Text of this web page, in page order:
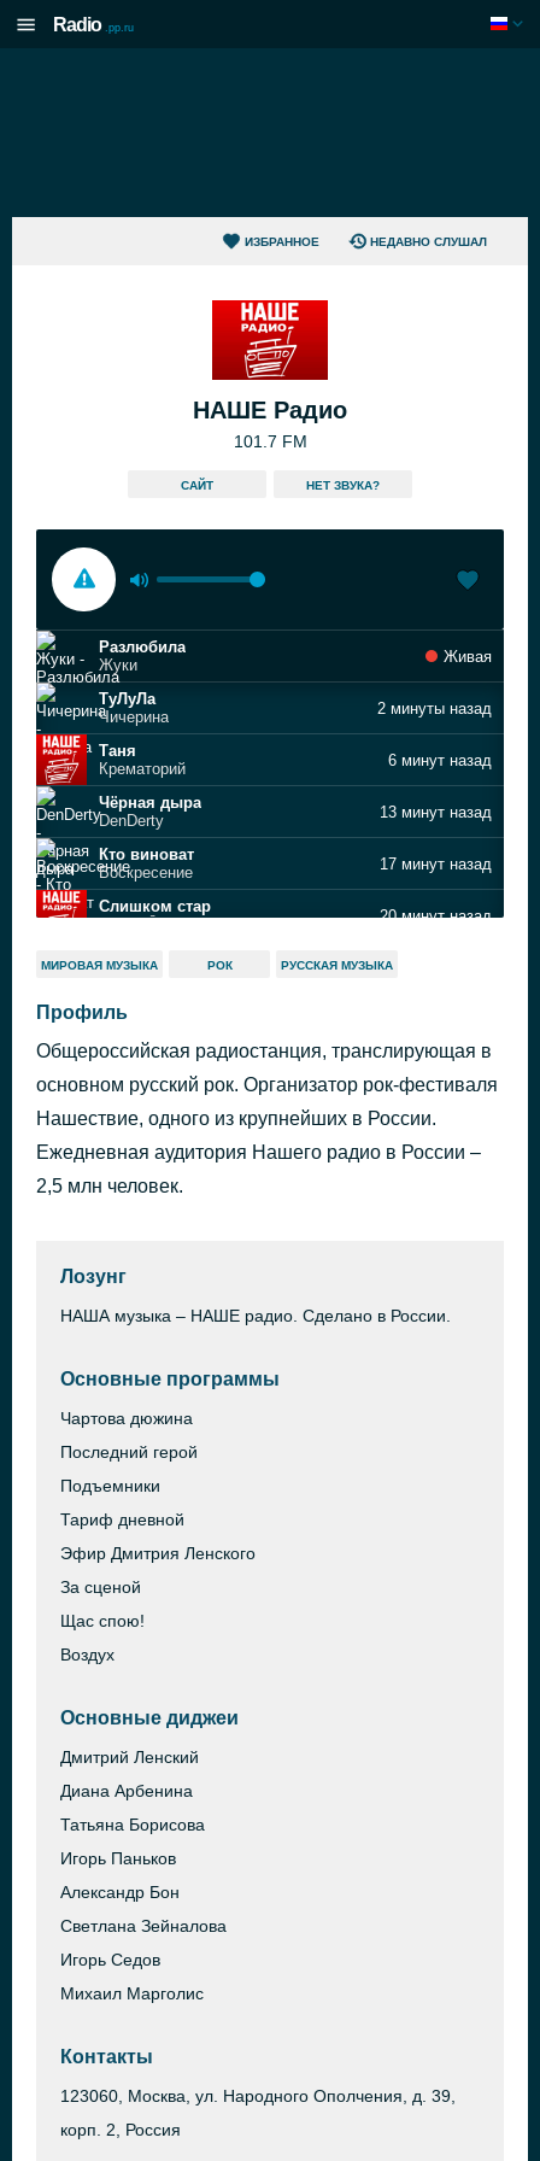
Radio .pp.ru
ИЗБРАННОЕ НЕДАВНО СЛУШАЛ
НАШЕ Радио
101.7 FM
САЙТ HЕТ ЗВУКА?
Разлюбила
Жуки
Живая
ТуЛуЛа
Чичерина
2 минуты назад
Таня
Крематорий
6 минут назад
Чёрная дыра
DenDerty
13 минут назад
Кто виноват
Воскресение
17 минут назад
Слишком стар
20 минут назад
Там, где сбываются сны
24 минуты назад
Что ты имела
Рубеж
Ночные снайперы
Реклама 41 минуту назад
МИРОВАЯ МУЗЫКА РОК РУССКАЯ МУЗЫКА
Профиль
Общероссийская радиостанция, транслирующая в
основном русский рок. Организатор рок-фестиваля
Нашествие, одного из крупнейших в России.
Ежедневная аудитория Нашего радио в России –
2,5 млн человек.
Лозунг
НАША музыка – НАШЕ радио. Сделано в России.
Основные программы
Чартова дюжина
Последний герой
Подъемники
Тариф дневной
Эфир Дмитрия Ленского
За сценой
Щас спою!
Воздух
Основные диджеи
Дмитрий Ленский
Диана Арбенина
Татьяна Борисова
Игорь Паньков
Александр Бон
Светлана Зейналова
Игорь Седов
Михаил Марголис
Контакты
123060, Москва, ул. Народного Ополчения, д. 39,
корп. 2, Россия